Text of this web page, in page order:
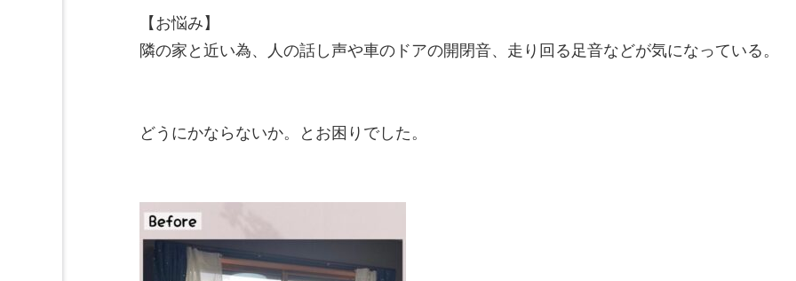
【お悩み】
隣の家と近い為、人の話し声や車のドアの開閉音、走り回る足音などが気になっている。
どうにかならないか。とお困りでした。